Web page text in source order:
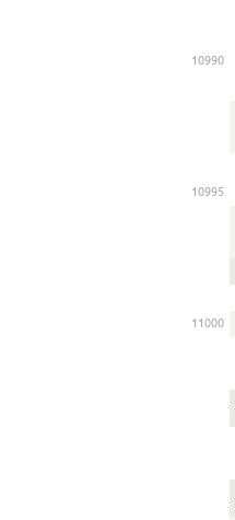
10990
10995
11000